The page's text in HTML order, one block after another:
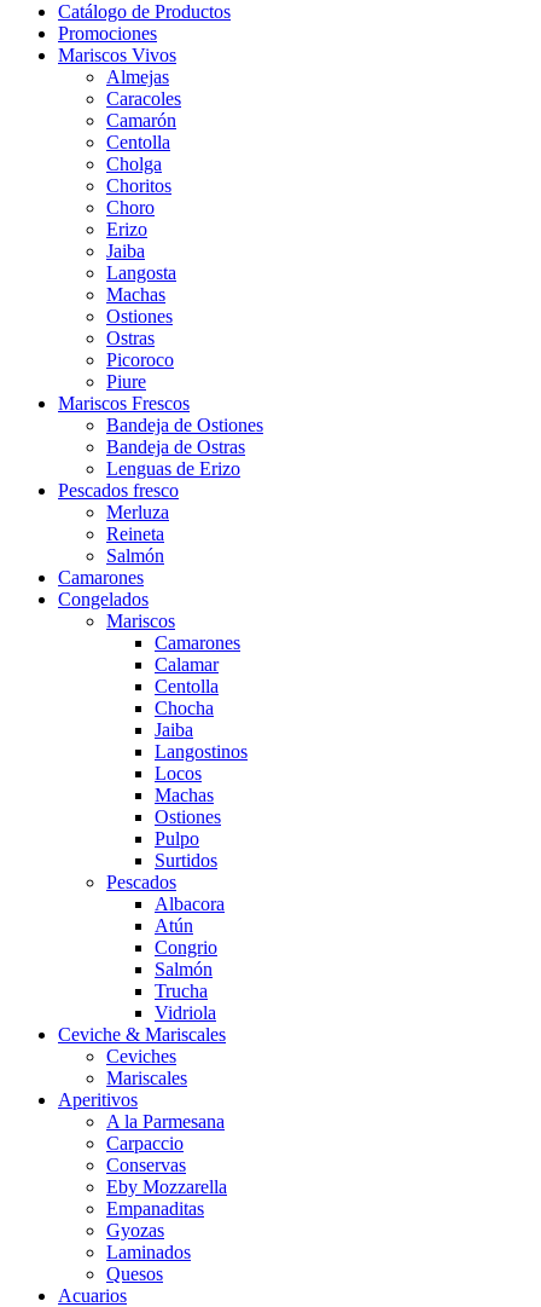
Catálogo de Productos
Promociones
Mariscos Vivos
Almejas
Caracoles
Camarón
Centolla
Cholga
Choritos
Choro
Erizo
Jaiba
Langosta
Machas
Ostiones
Ostras
Picoroco
Piure
Mariscos Frescos
Bandeja de Ostiones
Bandeja de Ostras
Lenguas de Erizo
Pescados fresco
Merluza
Reineta
Salmón
Camarones
Congelados
Mariscos
Camarones
Calamar
Centolla
Chocha
Jaiba
Langostinos
Locos
Machas
Ostiones
Pulpo
Surtidos
Pescados
Albacora
Atún
Congrio
Salmón
Trucha
Vidriola
Ceviche & Mariscales
Ceviches
Mariscales
Aperitivos
A la Parmesana
Carpaccio
Conservas
Eby Mozzarella
Empanaditas
Gyozas
Laminados
Quesos
Acuarios